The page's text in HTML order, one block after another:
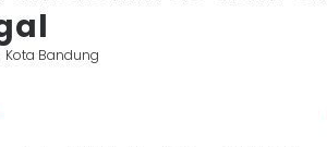
Kota Bandung